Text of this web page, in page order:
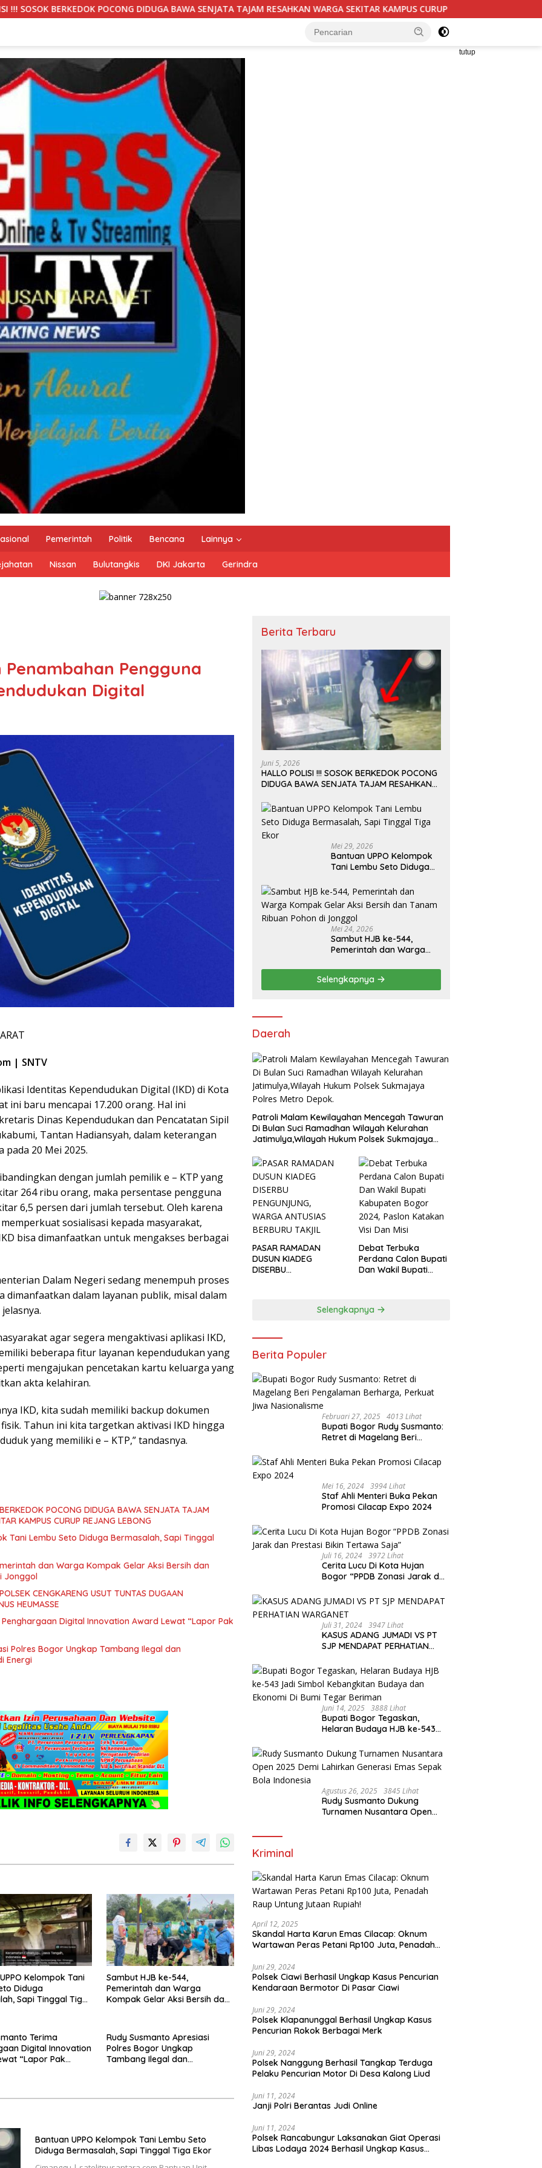
DIDUGA BAWA SENJATA TAJAM RESAHKAN WARGA SEKITAR KAMPUS CURUP REJANG LEBONG Bantuan UPPO
tutup
Pemerintah Politik Bencana Lainnya
Nissan Bulutangkis DKI Jakarta Gerindra
Pengguna
Digital
| SNTV
Identitas Kependudukan Digital (IKD) di Kota
ini baru mencapai 17.200 orang. Hal ini
Dinas Kependudukan dan Pencatatan Sipil
Tantan Hadiansyah, dalam keterangan
pada 20 Mei 2025.
dengan jumlah pemilik e – KTP yang
264 ribu orang, maka persentase pengguna
6,5 persen dari jumlah tersebut. Oleh karena
sosialisasi kepada masyarakat,
bisa dimanfaatkan untuk mengakses berbagai
Dalam Negeri sedang menempuh proses
dimanfaatkan dalam layanan publik, misal dalam
agar segera mengaktivasi aplikasi IKD,
beberapa fitur layanan kependudukan yang
mengajukan pencetakan kartu keluarga yang
akta kelahiran.
IKD, kita sudah memiliki backup dokumen
Tahun ini kita targetkan aktivasi IKD hingga
yang memiliki e – KTP,” tandasnya.
POCONG DIDUGA BAWA SENJATA TAJAM
KAMPUS CURUP REJANG LEBONG
Tani Lembu Seto Diduga Bermasalah, Sapi Tinggal
dan Warga Kompak Gelar Aksi Bersih dan
Jonggol
CENGKARENG USUT TUNTAS DUGAAN
HEUMASSE
Digital Innovation Award Lewat “Lapor Pak
Polres Bogor Ungkap Tambang Ilegal dan
Energi
Kelompok Tani
Diduga
Sapi Tinggal Tiga
Sambut HJB ke-544,
Pemerintah dan Warga
Kompak Gelar Aksi Bersih dan
Terima
Digital Innovation
“Lapor Pak
Rudy Susmanto Apresiasi
Polres Bogor Ungkap
Tambang Ilegal dan
Bantuan UPPO Kelompok Tani Lembu Seto
Diduga Bermasalah, Sapi Tinggal Tiga Ekor
Berita Terbaru
Juni 5, 2026
HALLO POLISI !!! SOSOK BERKEDOK POCONG
DIDUGA BAWA SENJATA TAJAM RESAHKAN
LEBONG
Mei 29, 2026
Bantuan UPPO Kelompok
Tani Lembu Seto Diduga
Tiga Ekor
Mei 24, 2026
Sambut HJB ke-544,
Pemerintah dan Warga
dan Tanam Ribuan Pohon
di Jonggol
Selengkapnya
Daerah
Patroli Malam Kewilayahan Mencegah Tawuran
Di Bulan Suci Ramadhan Wilayah Kelurahan
Jatimulya,Wilayah Hukum Polsek Sukmajaya
PASAR RAMADAN
DUSUN KIADEG
DISERBU
Debat Terbuka
Perdana Calon Bupati
Dan Wakil Bupati
Selengkapnya
Berita Populer
Februari 27, 2025 4013 Lihat
Bupati Bogor Rudy Susmanto:
Retret di Magelang Beri
Jiwa Nasionalisme
Mei 16, 2024 3994 Lihat
Staf Ahli Menteri Buka Pekan
Promosi Cilacap Expo 2024
Juli 16, 2024 3972 Lihat
Cerita Lucu Di Kota Hujan
Bogor “PPDB Zonasi Jarak dan
Juli 31, 2024 3947 Lihat
KASUS ADANG JUMADI VS PT
SJP MENDAPAT PERHATIAN
Juni 14, 2025 3888 Lihat
Bupati Bogor Tegaskan,
Helaran Budaya HJB ke-543
Budaya dan Ekonomi Di Bumi
Tegar Beriman
Agustus 26, 2025 3845 Lihat
Rudy Susmanto Dukung
Turnamen Nusantara Open
Kriminal
April 12, 2025
Skandal Harta Karun Emas Cilacap: Oknum
Wartawan Peras Petani Rp100 Juta, Penadah
Juni 29, 2024
Polsek Ciawi Berhasil Ungkap Kasus Pencurian
Kendaraan Bermotor Di Pasar Ciawi
Juni 29, 2024
Polsek Klapanunggal Berhasil Ungkap Kasus
Pencurian Rokok Berbagai Merk
Juni 29, 2024
Polsek Nanggung Berhasil Tangkap Terduga
Pelaku Pencurian Motor Di Desa Kalong Liud
Juni 11, 2024
Janji Polri Berantas Judi Online
Juni 11, 2024
Polsek Rancabungur Laksanakan Giat Operasi
Libas Lodaya 2024 Berhasil Ungkap Kasus